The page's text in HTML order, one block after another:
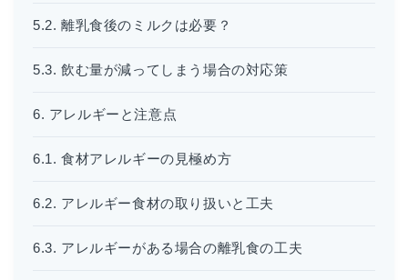
5.2. 離乳食後のミルクは必要？
5.3. 飲む量が減ってしまう場合の対応策
6. アレルギーと注意点
6.1. 食材アレルギーの見極め方
6.2. アレルギー食材の取り扱いと工夫
6.3. アレルギーがある場合の離乳食の工夫